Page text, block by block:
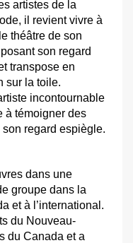
artistes de la
il revient vivre à
théâtre de son
son regard
transpose en
sur la toile.
incontournable
à témoigner des
regard espiègle.
dans une
groupe dans la
et à l’international.
du Nouveau-
du Canada et a